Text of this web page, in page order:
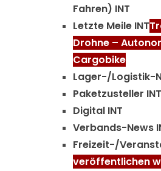
Fahren) INT
Letzte Meile INT
Drohne –
Cargobike
Lager-/Logistik-
Paketzusteller INT
Digital INT
Verbands-News
Freizeit-/
veröffentlichen